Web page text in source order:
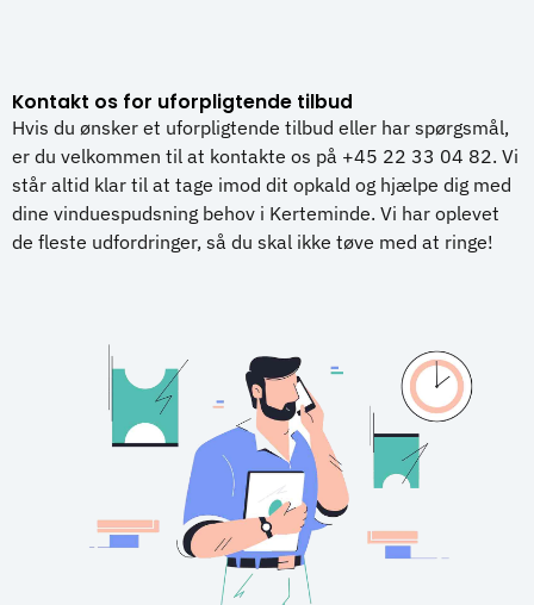
Kontakt os for uforpligtende tilbud
Hvis du ønsker et uforpligtende tilbud eller har spørgsmål,
er du velkommen til at kontakte os på +45 22 33 04 82. Vi
står altid klar til at tage imod dit opkald og hjælpe dig med
dine vinduespudsning behov i Kerteminde. Vi har oplevet
de fleste udfordringer, så du skal ikke tøve med at ringe!